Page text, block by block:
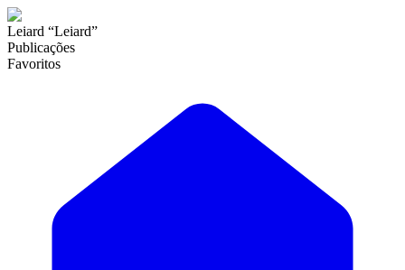
Leiard “Leiard”
Publicações
Favoritos